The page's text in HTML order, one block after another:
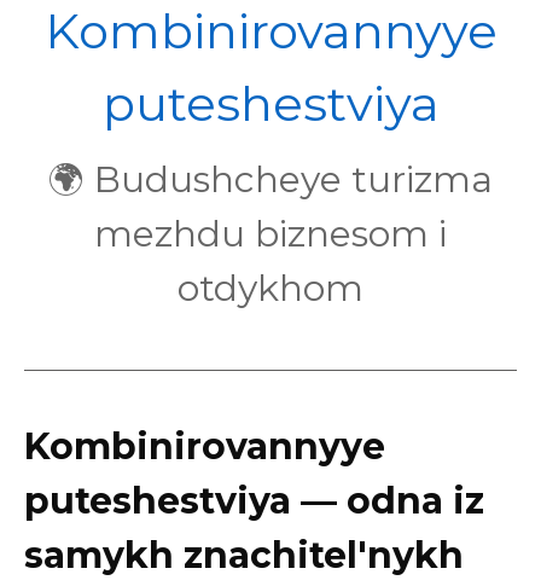
Kombinirovannyye
puteshestviya
🌍 Budushcheye turizma
mezhdu biznesom i
otdykhom
Kombinirovannyye
puteshestviya — odna iz
samykh znachitel'nykh